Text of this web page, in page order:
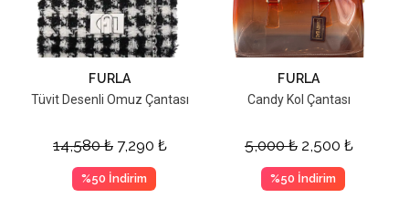
FURLA
Tüvit Desenli Omuz Çantası
14,580₺ 7,290 ₺
%50 İndirim
FURLA
Candy Kol Çantası
5,000₺ 2,500 ₺
%50 İndirim